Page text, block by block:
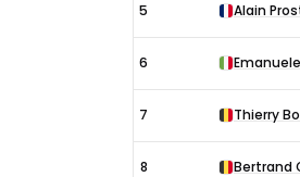
5 Alain
6
7 Thierry
8 Bertrand